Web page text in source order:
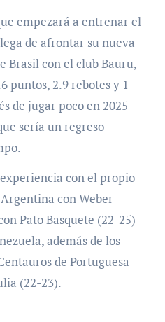
empezará a entrenar el
de afrontar su nueva
Brasil con el club Bauru,
puntos, 2.9 rebotes y 1
de jugar poco en 2025
sería un regreso
con el propio
con Weber
Pato Basquete (22-25)
además de los
de Portuguesa
(22-23).